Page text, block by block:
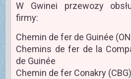
W Gwinei przewozy
firmy:
Chemin de fer de Guinée
Chemins de fer de la
de Guinée
Chemin de fer Conakry (CBG)